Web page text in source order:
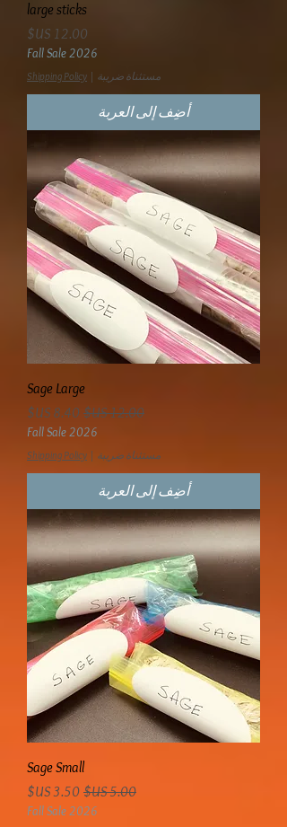
large sticks
السعر
Fall Sale 2026
مستثناة ضريبة |
Shipping Policy
أضِف إلى العربة
Sage Large
سعر عادي سعر البيع
Fall Sale 2026
مستثناة ضريبة |
Shipping Policy
أضِف إلى العربة
Sage Small
سعر عاديسعر البيع
Fall Sale 2026